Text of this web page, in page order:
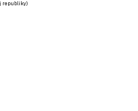
republiky)